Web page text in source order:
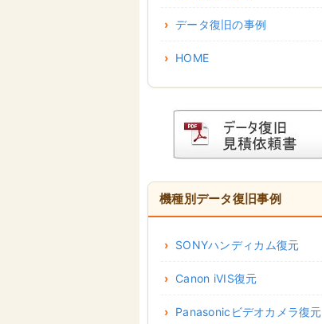
データ復旧の事例
HOME
機種別データ復旧事例
SONYハンディカム復元
Canon iVIS復元
Panasonicビデオカメラ復元